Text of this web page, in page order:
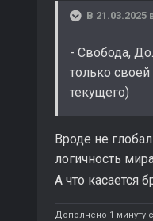
В 21.03.2025
- Свобода,
только
текущего)
Вроде не
логичность
А что касается
Дополнено 1 минуту